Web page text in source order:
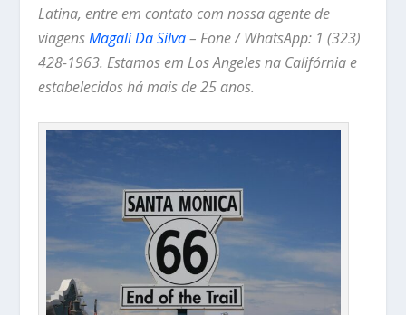
Latina, entre em contato com nossa agente de
viagensMagali Da Silva– Fone / WhatsApp: 1 (323)
428-1963. Estamos em Los Angeles na Califórnia e
estabelecidos há mais de 25 anos.